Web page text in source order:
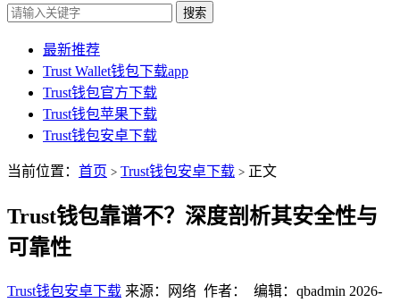
搜索
最新推荐
Trust Wallet钱包下载app
Trust钱包官方下载
Trust钱包苹果下载
Trust钱包安卓下载
当前位置： 首页 > Trust钱包安卓下载 > 正文
Trust钱包靠谱不？深度剖析其安全性与
可靠性
Trust钱包安卓下载 来源：网络 作者： 编辑：qbadmin 2026-